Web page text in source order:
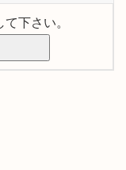
下さい。